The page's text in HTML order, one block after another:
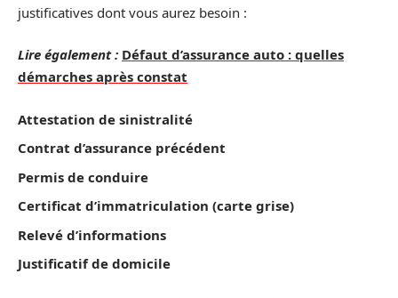
justificatives dont vous aurez besoin :
Lire également : Défaut d’assurance auto : quelles
démarches après constat
Attestation de sinistralité
Contrat d’assurance précédent
Permis de conduire
Certificat d’immatriculation (carte grise)
Relevé d’informations
Justificatif de domicile